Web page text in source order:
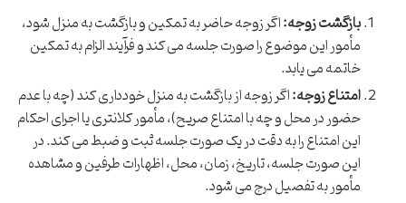
بازگشت زوجه:اگر زوجه حاضر به تمکین و بازگشت به منزل شود،
مأمور این موضوع را صورت جلسه می کند و فرآیند الزام به تمکین
خاتمه می یابد.
امتناع زوجه:اگر زوجه از بازگشت به منزل خودداری کند (چه با عدم
حضور در محل و چه با امتناع صریح)، مأمور کلانتری یا اجرای احکام
این امتناع را به دقت در یک صورت جلسه ثبت و ضبط می کند. در
این صورت جلسه، تاریخ، زمان، محل، اظهارات طرفین و مشاهده
مأمور به تفصیل درج می شود.